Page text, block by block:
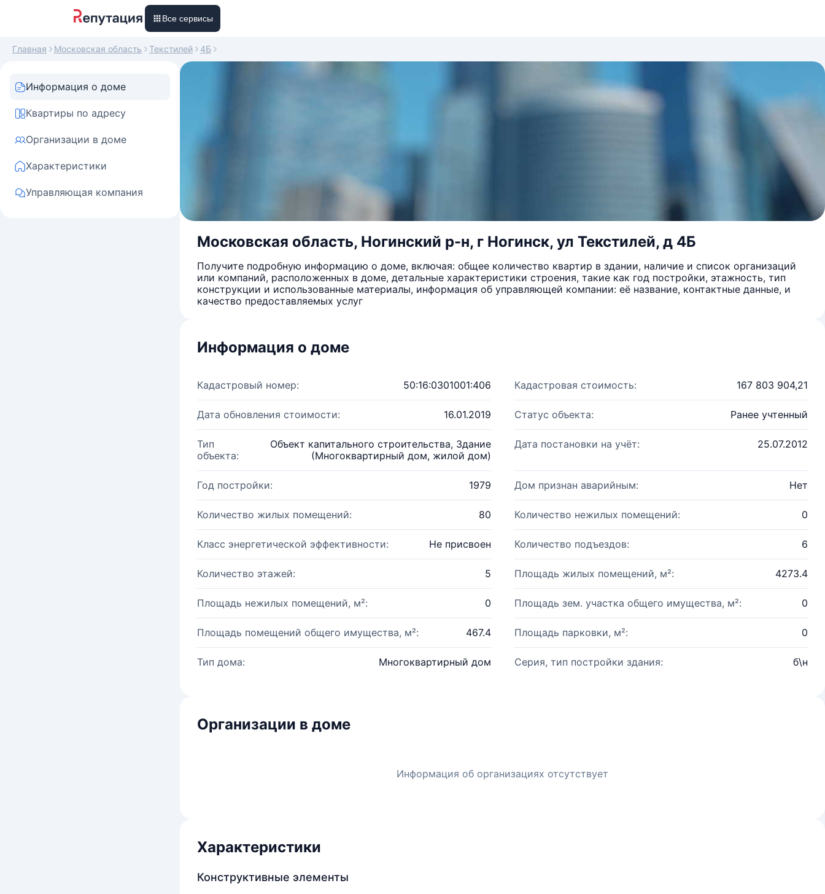
Все сервисы
Главная Московская область Текстилей 4Б
Информация о доме
Квартиры по адресу
Организации в доме
Характеристики
Управляющая компания
Московская область, Ногинский р-н, г Ногинск, ул Текстилей, д 4Б
Получите подробную информацию о доме, включая: общее количество квартир в здании, наличие и список организаций
или компаний, расположенных в доме, детальные характеристики строения, такие как год постройки, этажность, тип
конструкции и использованные материалы, информация об управляющей компании: её название, контактные данные, и
качество предоставляемых услуг
Информация о доме
Кадастровый номер: 50:16:0301001:406 Кадастровая стоимость: 167 803 904,21
Дата обновления стоимости: 16.01.2019 Статус объекта: Ранее учтенный
Тип
объекта:
Объект капитального строительства, Здание
(Многоквартирный дом, жилой дом)
Дата постановки на учёт: 25.07.2012
Год постройки: 1979 Дом признан аварийным: Нет
Количество жилых помещений: 80 Количество нежилых помещений: 0
Класс энергетической эффективности: Не присвоен Количество подъездов: 6
Количество этажей: 5 Площадь жилых помещений, м²: 4273.4
Площадь нежилых помещений, м²: 0 Площадь зем. участка общего имущества, м²: 0
Площадь помещений общего имущества, м²: 467.4 Площадь парковки, м²: 0
Тип дома: Многоквартирный дом Серия, тип постройки здания: б\н
Организации в доме
Информация об организациях отсутствует
Характеристики
Конструктивные элементы